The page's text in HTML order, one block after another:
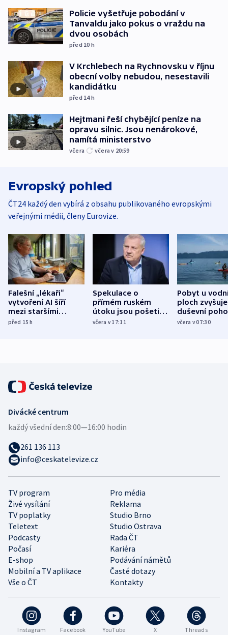
Policie vyšetřuje pobodání v
Tanvaldu jako pokus o vraždu na
dvou osobách
před 10 h
V Krchlebech na Rychnovsku v říjnu
obecní volby nebudou, nesestavili
kandidátku
před 14h
Hejtmani řeší chybějící peníze na
opravu silnic. Jsou nenárokové,
namítá ministerstvo
včera včera v 20:59
Evropský pohled
ČT24 každý den vybírá z obsahu publikovaného evropskými
veřejnými médii, členy Eurovize.
Falešní „lékaři“
vytvoření AI šíří
mezi staršími
Poláky nebezpečné
před 15h
Spekulace o
přímém ruském
útoku jsou pošetilé,
míní estonský
včera v 17:11
Pobyt u
ploch zvyšuje
duševní
ukázala
včera v 07:30
Instagram Facebook YouTube X Threads
TV program
Pro média
Živé vysílání
Reklama
TV poplatky
Studio Brno
Teletext
Studio Ostrava
Podcasty
Rada ČT
Počasí
Kariéra
E-shop
Podávání námětů
Mobilní a TV aplikace
Časté dotazy
Vše o ČT
Kontakty
Divácké centrum
každý všední den:8:00—16:00 hodin
261 136 113
info@ceskatelevize.cz